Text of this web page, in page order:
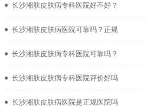
长沙湘肤皮肤病专科医院好不好？
长沙湘肤皮肤病医院可靠吗？正规
长沙湘肤皮肤病专科医院可靠吗？
长沙湘肤皮肤病专科医院评价好吗
长沙湘肤皮肤病医院是正规医院吗